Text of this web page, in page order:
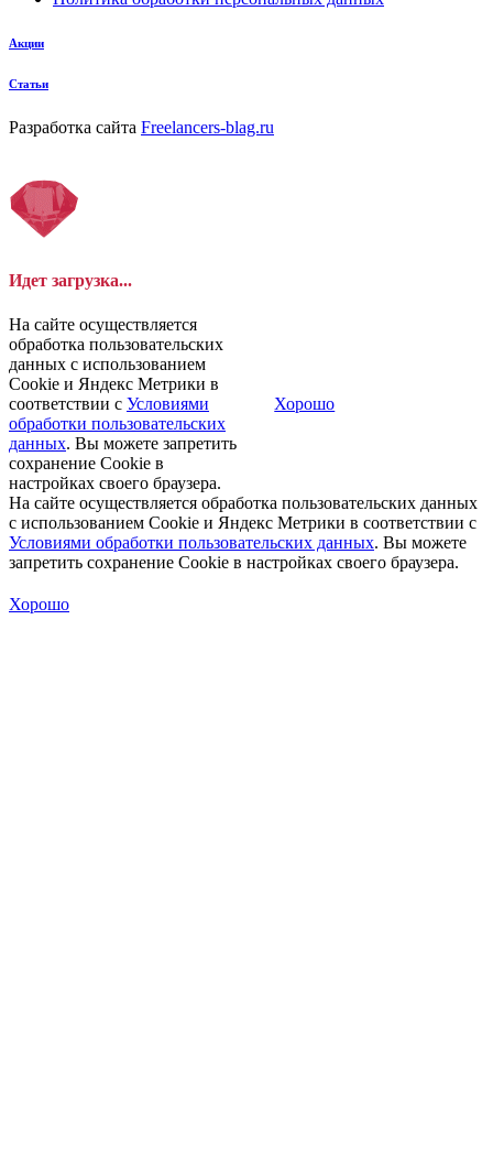
Акции
Статьи
Разработка сайта Freelancers-blag.ru
Идет загрузка...
На сайте осуществляется
обработка пользовательских
данных с использованием
Cookie и Яндекс Метрики в
соответствии с Условиями
обработки пользовательских
данных. Вы можете запретить
сохранение Cookie в
настройках своего браузера.
Хорошо
На сайте осуществляется обработка пользовательских данных
с использованием Cookie и Яндекс Метрики в соответствии с
Условиями обработки пользовательских данных. Вы можете
запретить сохранение Cookie в настройках своего браузера.
Хорошо